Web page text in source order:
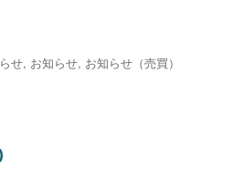
せ, お知らせ, お知らせ（売買）